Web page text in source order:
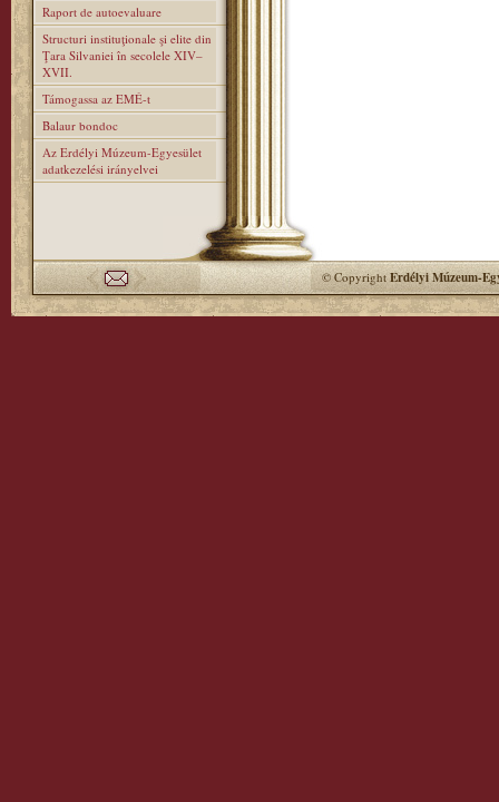
Raport de autoevaluare
Structuri instituţionale şi elite din
Ţara Silvaniei în secolele XIV–
XVII.
Támogassa az EMÉ-t
Balaur bondoc
Az Erdélyi Múzeum-Egyesület
adatkezelési irányelvei
© CopyrightErdélyi Múzeum-